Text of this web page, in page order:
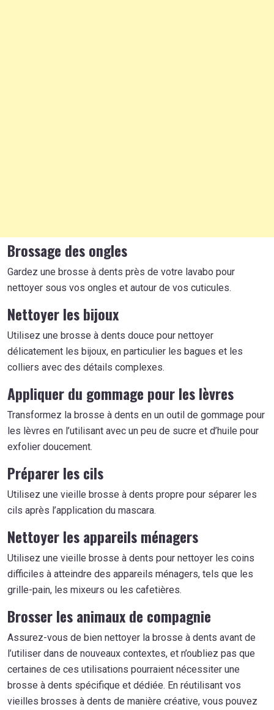
Brossage des ongles
Gardez une brosse à dents près de votre lavabo pour
nettoyer sous vos ongles et autour de vos cuticules.
Nettoyer les bijoux
Utilisez une brosse à dents douce pour nettoyer
délicatement les bijoux, en particulier les bagues et les
colliers avec des détails complexes.
Appliquer du gommage pour les lèvres
Transformez la brosse à dents en un outil de gommage pour
les lèvres en l’utilisant avec un peu de sucre et d’huile pour
exfolier doucement.
Préparer les cils
Utilisez une vieille brosse à dents propre pour séparer les
cils après l’application du mascara.
Nettoyer les appareils ménagers
Utilisez une vieille brosse à dents pour nettoyer les coins
difficiles à atteindre des appareils ménagers, tels que les
grille-pain, les mixeurs ou les cafetières.
Brosser les animaux de compagnie
Assurez-vous de bien nettoyer la brosse à dents avant de
l’utiliser dans de nouveaux contextes, et n’oubliez pas que
certaines de ces utilisations pourraient nécessiter une
brosse à dents spécifique et dédiée. En réutilisant vos
vieilles brosses à dents de manière créative, vous pouvez